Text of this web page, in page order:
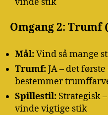
Omgang 2: Trumf
Mål:Vind så mange
Trumf:JA – det
bestemmer
Spillestil: Strategisk
vinde vigtige stik